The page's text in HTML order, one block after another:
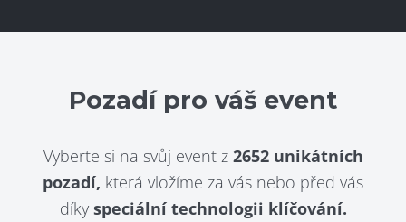
Pozadí pro váš event
Vyberte si na svůj event z 2652 unikátních
pozadí, která vložíme za vás nebo před vás
díky speciální technologii klíčování.